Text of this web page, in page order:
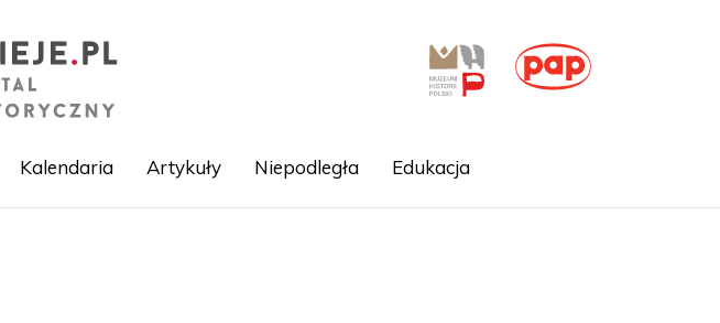
Kalendaria Artykuły Niepodległa Edukacja